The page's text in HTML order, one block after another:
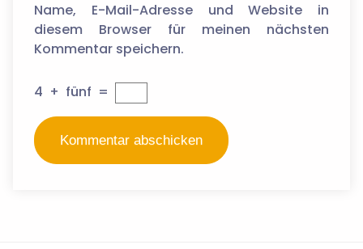
Name, E-Mail-Adresse und Website in
diesem Browser für meinen nächsten
Kommentar speichern.
4 + fünf =